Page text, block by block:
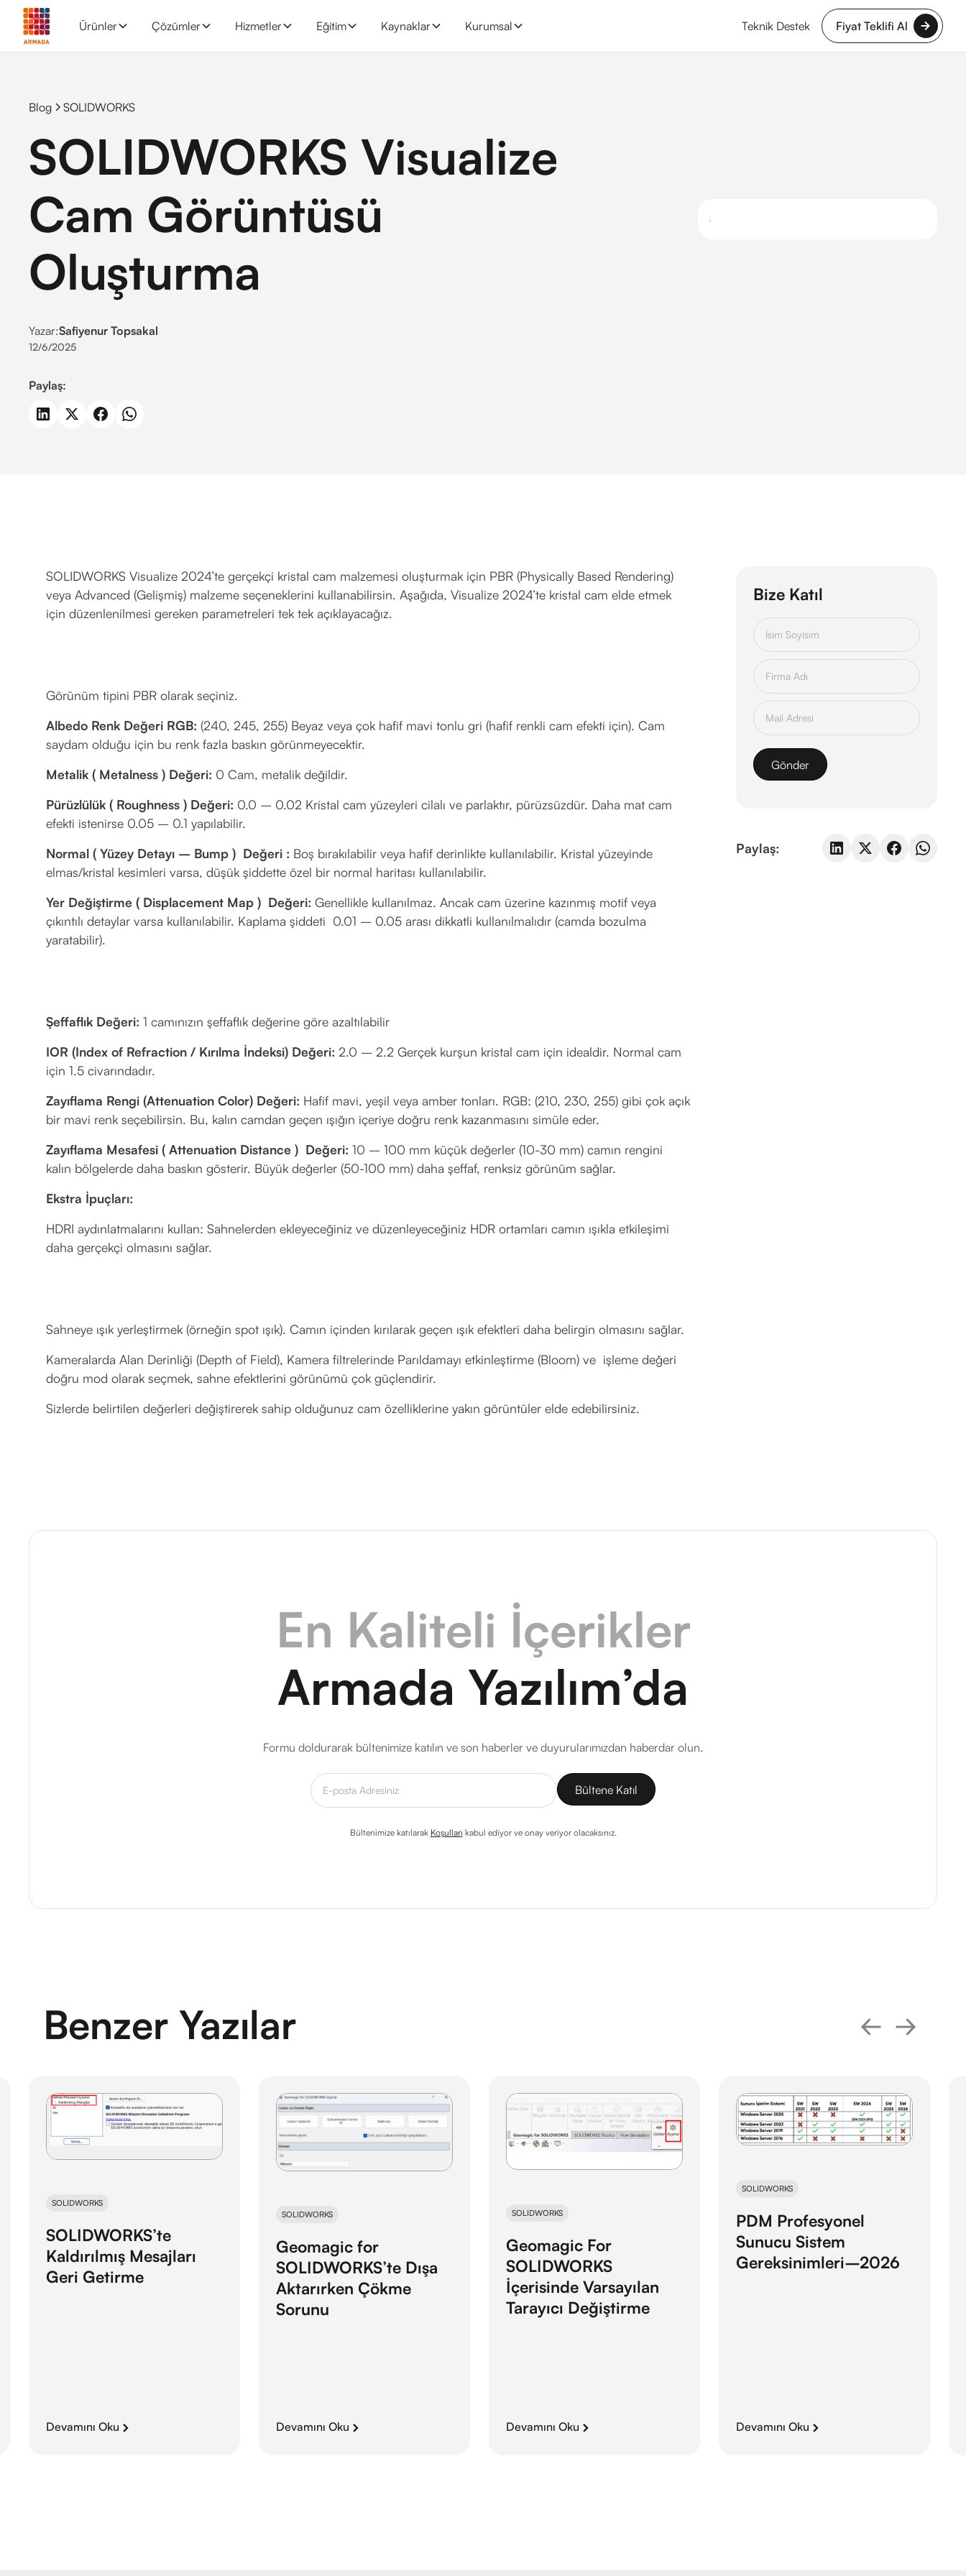
Ürünler Çözümler Hizmetler Eğitim Kaynaklar Kurumsal Teknik Destek Fiyat Teklifi Al
Blog SOLIDWORKS
SOLIDWORKS Visualize
Cam Görüntüsü
Oluşturma
Yazar:Safiyenur Topsakal
12/6/2025
Paylaş:
SOLIDWORKS Visualize 2024’te gerçekçi kristal cam malzemesi oluşturmak için PBR (Physically Based Rendering)
veya Advanced (Gelişmiş) malzeme seçeneklerini kullanabilirsin. Aşağıda, Visualize 2024’te kristal cam elde etmek
için düzenlenilmesi gereken parametreleri tek tek açıklayacağız.
Görünüm tipini PBR olarak seçiniz.
Albedo Renk Değeri RGB: (240, 245, 255) Beyaz veya çok hafif mavi tonlu gri (hafif renkli cam efekti için). Cam
saydam olduğu için bu renk fazla baskın görünmeyecektir.
Metalik ( Metalness ) Değeri: 0 Cam, metalik değildir.
Pürüzlülük ( Roughness ) Değeri: 0.0 – 0.02 Kristal cam yüzeyleri cilalı ve parlaktır, pürüzsüzdür. Daha mat cam
efekti istenirse 0.05 – 0.1 yapılabilir.
Normal ( Yüzey Detayı – Bump ) Değeri : Boş bırakılabilir veya hafif derinlikte kullanılabilir. Kristal yüzeyinde
elmas/kristal kesimleri varsa, düşük şiddette özel bir normal haritası kullanılabilir.
Yer Değiştirme ( Displacement Map ) Değeri: Genellikle kullanılmaz. Ancak cam üzerine kazınmış motif veya
çıkıntılı detaylar varsa kullanılabilir. Kaplama şiddeti 0.01 – 0.05 arası dikkatli kullanılmalıdır (camda bozulma
yaratabilir).
Şeffaflık Değeri: 1 camınızın şeffaflık değerine göre azaltılabilir
IOR (Index of Refraction / Kırılma İndeksi) Değeri: 2.0 – 2.2 Gerçek kurşun kristal cam için idealdir. Normal cam
için 1.5 civarındadır.
Zayıflama Rengi (Attenuation Color) Değeri: Hafif mavi, yeşil veya amber tonları. RGB: (210, 230, 255) gibi çok açık
bir mavi renk seçebilirsin. Bu, kalın camdan geçen ışığın içeriye doğru renk kazanmasını simüle eder.
Zayıflama Mesafesi ( Attenuation Distance ) Değeri: 10 – 100 mm küçük değerler (10-30 mm) camın rengini
kalın bölgelerde daha baskın gösterir. Büyük değerler (50-100 mm) daha şeffaf, renksiz görünüm sağlar.
Ekstra İpuçları:
HDRI aydınlatmalarını kullan: Sahnelerden ekleyeceğiniz ve düzenleyeceğiniz HDR ortamları camın ışıkla etkileşimi
daha gerçekçi olmasını sağlar.
Sahneye ışık yerleştirmek (örneğin spot ışık). Camın içinden kırılarak geçen ışık efektleri daha belirgin olmasını sağlar.
Kameralarda Alan Derinliği (Depth of Field), Kamera filtrelerinde Parıldamayı etkinleştirme (Bloom) ve işleme değeri
doğru mod olarak seçmek, sahne efektlerini görünümü çok güçlendirir.
Sizlerde belirtilen değerleri değiştirerek sahip olduğunuz cam özelliklerine yakın görüntüler elde edebilirsiniz.
Bize Katıl
Paylaş:
En Kaliteli İçerikler
Armada Yazılım’da
Formu doldurarak bültenimize katılın ve son haberler ve duyurularımızdan haberdar olun.
Bültenimize katılarak Koşulları kabul ediyor ve onay veriyor olacaksınız.
Benzer Yazılar
SOLIDWORKS
SOLIDWORKS’te
Kaldırılmış Mesajları
Geri Getirme
Devamını Oku
SOLIDWORKS
Geomagic for
SOLIDWORKS’te Dışa
Aktarırken Çökme
Sorunu
Devamını Oku
SOLIDWORKS
Geomagic For
SOLIDWORKS
İçerisinde Varsayılan
Tarayıcı Değiştirme
Devamını Oku
SOLIDWORKS
PDM Profesyonel
Sunucu Sistem
Gereksinimleri–2026
Devamını Oku